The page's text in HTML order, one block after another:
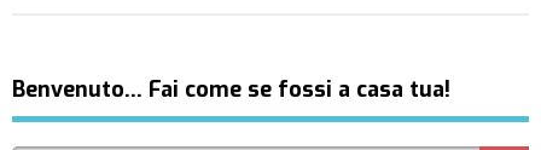
Benvenuto… Fai come se fossi a casa tua!